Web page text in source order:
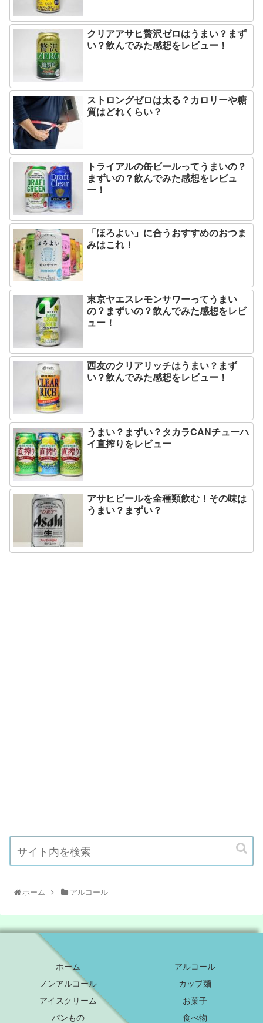
クリアアサヒ贅沢ゼロはうまい？まず
い？飲んでみた感想をレビュー！
ストロングゼロは太る？カロリーや糖
質はどれくらい？
トライアルの缶ビールってうまいの？
まずいの？飲んでみた感想をレビュ
ー！
「ほろよい」に合うおすすめのおつま
みはこれ！
東京ヤエスレモンサワーってうまい
の？まずいの？飲んでみた感想をレビ
ュー！
西友のクリアリッチはうまい？まず
い？飲んでみた感想をレビュー！
うまい？まずい？タカラCANチューハ
イ直搾りをレビュー
アサヒビールを全種類飲む！その味は
うまい？まずい？
ホーム アルコール
ホーム
アルコール
ノンアルコール
カップ麺
アイスクリーム
お菓子
パンもの
食べ物